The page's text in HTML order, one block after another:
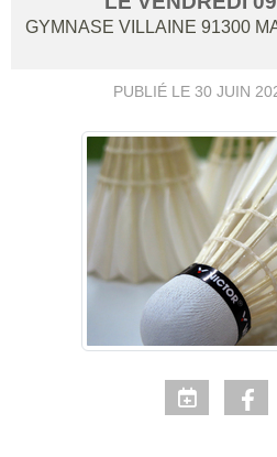
GYMNASE VILLAINE 91300
PUBLIÉ LE 30 JUIN